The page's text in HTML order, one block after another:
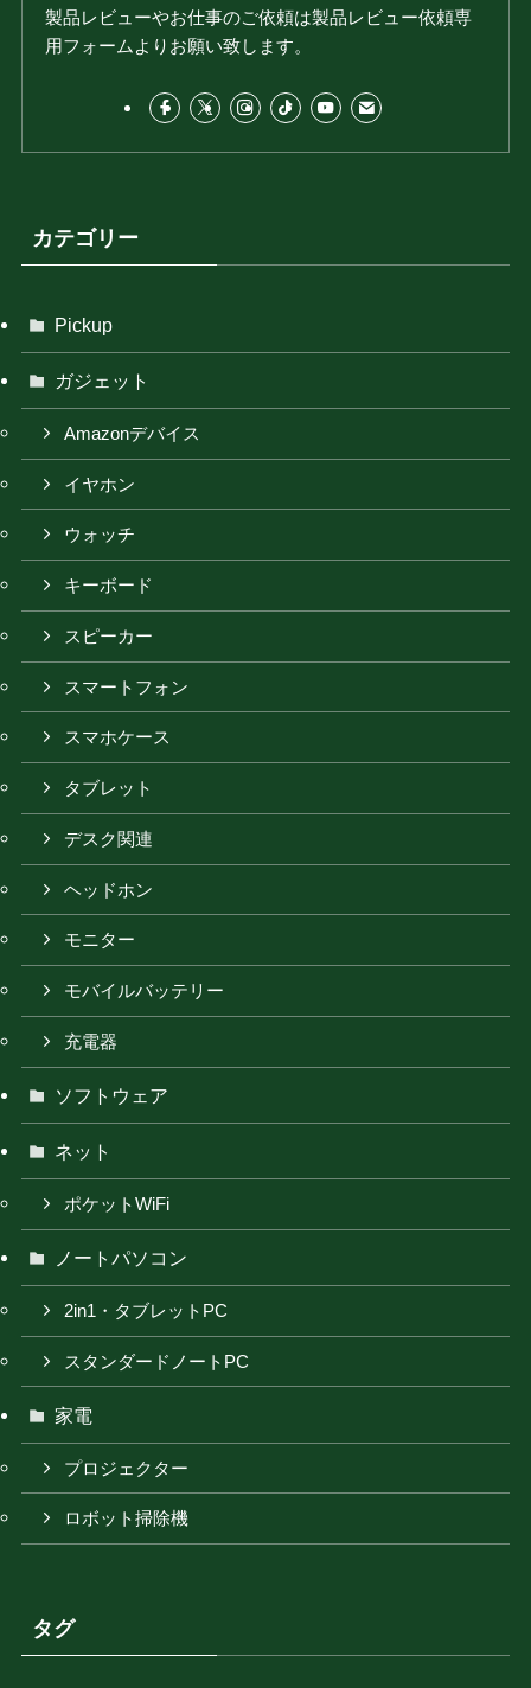
製品レビューやお仕事のご依頼は製品レビュー依頼専
用フォームよりお願い致します。
カテゴリー
Pickup
ガジェット
Amazonデバイス
イヤホン
ウォッチ
キーボード
スピーカー
スマートフォン
スマホケース
タブレット
デスク関連
ヘッドホン
モニター
モバイルバッテリー
充電器
ソフトウェア
ネット
ポケットWiFi
ノートパソコン
2in1・タブレットPC
スタンダードノートPC
家電
プロジェクター
ロボット掃除機
タグ